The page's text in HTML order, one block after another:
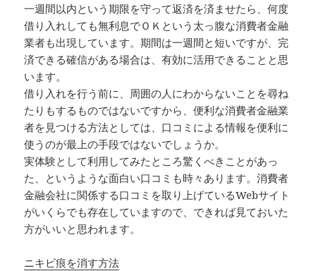
一週間以内という期限を守って返済を済ませたら、何度
借り入れしても無利息でＯＫという太っ腹な消費者金融
業者も出現しています。期間は一週間と短いですが、完
済できる確信がある場合は、有効に活用できることと思
います。
借り入れを行う前に、周囲の人にわからないことを尋ね
たりもするものではないですから、便利な消費者金融業
者を見つける方法としては、口コミによる情報を便利に
使うのが最上の手段ではないでしょうか。
実体験として利用してみたところ驚くべきことがあっ
た、というような面白い口コミも時々あります。消費者
金融会社に関係する口コミを取り上げているWebサイト
がいくらでも存在していますので、できれば見ておいた
方がいいと思われます。
ニキビ痕を消す方法